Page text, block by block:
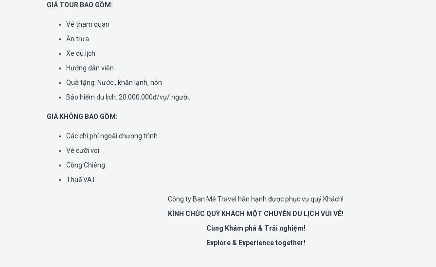
GIÁ TOUR BAO GỒM:
Vé tham quan
Ăn trưa
Xe du lịch
Hướng dẫn viên
Quà tặng: Nước , khăn lạnh, nón
Bảo hiểm du lịch: 20.000.000đ/vụ/ người.
GIÁ KHÔNG BAO GỒM:
Các chi phí ngoài chương trình
Vé cưỡi voi
Cồng Chiêng
Thuế VAT.
Công ty Ban Mê Travel hân hạnh được phục vụ quý Khách!
KÍNH CHÚC QUÝ KHÁCH MỘT CHUYẾN DU LỊCH VUI VẺ!
Cùng Khám phá & Trải nghiệm!
Explore & Experience together!